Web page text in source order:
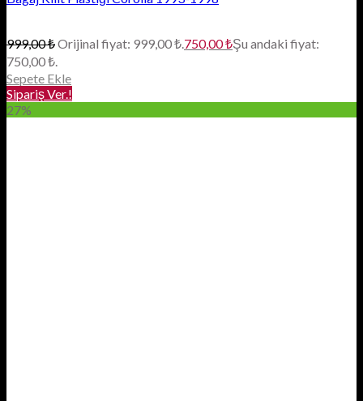
999,00₺Orijinal fiyat: 999,00 ₺.750,00₺Şu andaki fiyat:
750,00 ₺.
Sepete Ekle
Sipariş Ver.!
27%